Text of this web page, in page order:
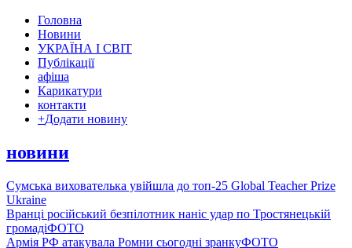
Головна
Новини
УКРАЇНА І СВІТ
Публікації
афіша
Карикатури
контакти
+Додати новину
новини
Сумська вихователька увійшла до топ-25 Global Teacher Prize
Ukraine
Вранці російський безпілотник наніс удар по Тростянецькій
громадіФОТО
Армія РФ атакувала Ромни сьогодні зранкуФОТО